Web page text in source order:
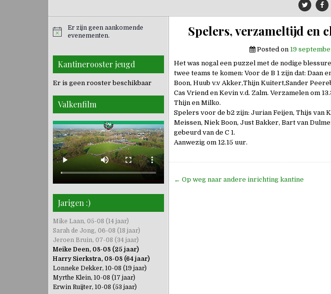
Spelers, verzameltijd en
Posted on 19
Het was nogal een puzzel met de nodige
twee teams te komen: Voor de B 1 zijn dat: Daan
Boon, Huub v.v Akker,Thijn Kuitert,Sander
Cas Vriend en Kevin v.d. Zalm. Verzamelen om
Thijn en Milko.
Spelers voor de b2 zijn: Jurian Feijen, Thijs van
Meissen, Niek Boon, Just Bakker, Bart van
gebeurd van de C 1.
Aanwezig om 12.15 uur.
Bericht
← Op weg naar andere inrichting kantine
Er zijn geen aankomende
evenementen.
Kantinerooster jeugd
Er is geen rooster beschikbaar
Valkenfilm
Jarigen :)
Mike Laan, 05-08 (14 jaar)
Sarah de Jong, 06-08 (18 jaar)
Jeroen Bruin, 07-08 (34 jaar)
Meike Deen, 08-08 (25 jaar)
Harry Sierkstra, 08-08 (64 jaar)
Lonneke Dekker, 10-08 (19 jaar)
Myrthe Klein, 10-08 (17 jaar)
Erwin Ruijter, 10-08 (53 jaar)